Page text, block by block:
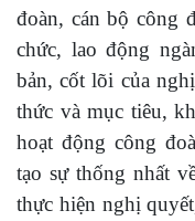
đoàn, cán bộ công
chức, lao động
bản, cốt lõi của
thức và mục tiêu,
hoạt động công
tạo sự thống nhất
thực hiện nghị